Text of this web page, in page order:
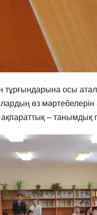
тұрғындарына осы
өз
– танымдық